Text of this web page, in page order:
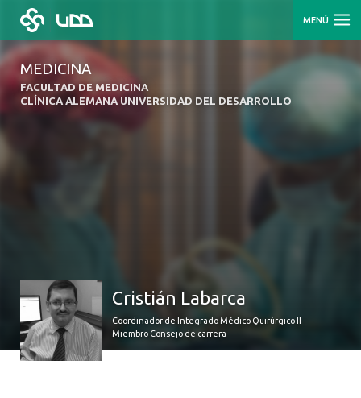
MENÚ
MEDICINA
FACULTAD DE MEDICINA
CLÍNICA ALEMANA UNIVERSIDAD DEL DESARROLLO
Cristián Labarca
Coordinador de Integrado Médico Quirúrgico II -
Miembro Consejo de carrera